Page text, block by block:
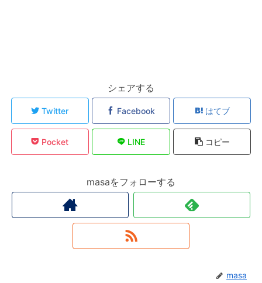
シェアする
Twitter Facebook はてブ
Pocket LINE コピー
masaをフォローする
masa